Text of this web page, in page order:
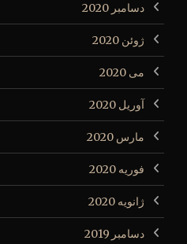
دسامبر 2020
ژوئن 2020
می 2020
آوریل 2020
مارس 2020
فوریه 2020
ژانویه 2020
دسامبر 2019